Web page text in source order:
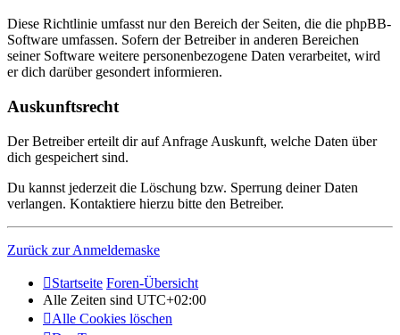
Diese Richtlinie umfasst nur den Bereich der Seiten, die die phpBB-
Software umfassen. Sofern der Betreiber in anderen Bereichen
seiner Software weitere personenbezogene Daten verarbeitet, wird
er dich darüber gesondert informieren.
Auskunftsrecht
Der Betreiber erteilt dir auf Anfrage Auskunft, welche Daten über
dich gespeichert sind.
Du kannst jederzeit die Löschung bzw. Sperrung deiner Daten
verlangen. Kontaktiere hierzu bitte den Betreiber.
Zurück zur Anmeldemaske
Startseite Foren-Übersicht
Alle Zeiten sind UTC+02:00
Alle Cookies löschen